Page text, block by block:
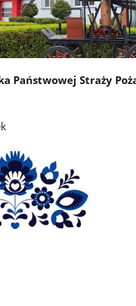
Państwowej Straży